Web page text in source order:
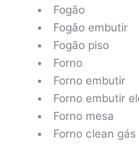
Fogão
Fogão embutir
Fogão piso
Forno
Forno embutir
Forno embutir
Forno mesa
Forno clean gás